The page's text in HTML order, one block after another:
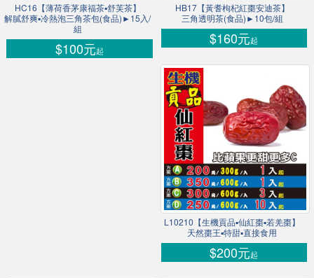
HC16【薄荷香茅康福茶▪舒芙茶】
解膩舒爽▪冷熱泡三角茶包(食品)►15入/
組
$100元起
HB17【黃耆枸杞紅棗安迪茶】
三角透明茶(食品)►10包/組
$160元起
L10210【生機貢品▪仙紅棗▪若羌棗】
天然棗王▪特甜▪直接食用
$200元起